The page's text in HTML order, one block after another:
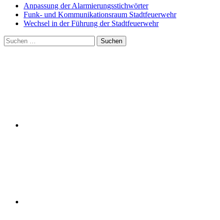
Anpassung der Alarmierungsstichwörter
Funk- und Kommunikationsraum Stadtfeuerwehr
Wechsel in der Führung der Stadtfeuerwehr
Suchen
nach: